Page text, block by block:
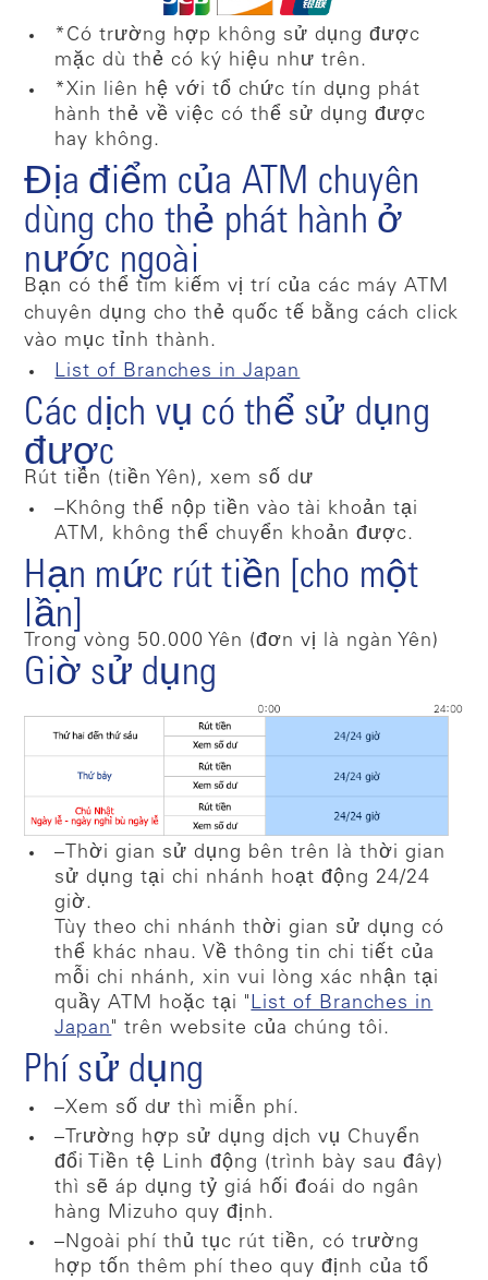
*Có trường hợp không sử dụng được
mặc dù thẻ có ký hiệu như trên.
*Xin liên hệ với tổ chức tín dụng phát
hành thẻ về việc có thể sử dụng được
hay không.
Địa điểm của ATM chuyên
dùng cho thẻ phát hành ở
nước ngoài
Bạn có thể tìm kiếm vị trí của các máy ATM
chuyên dụng cho thẻ quốc tế bằng cách click
vào mục tỉnh thành.
List of Branches in Japan
Các dịch vụ có thể sử dụng
được
Rút tiền (tiền Yên), xem số dư
–Không thể nộp tiền vào tài khoản tại
ATM, không thể chuyển khoản được.
Hạn mức rút tiền [cho một
lần]
Trong vòng 50.000 Yên (đơn vị là ngàn Yên)
Giờ sử dụng
–Thời gian sử dụng bên trên là thời gian
sử dụng tại chi nhánh hoạt động 24/24
giờ.
Tùy theo chi nhánh thời gian sử dụng có
thể khác nhau. Về thông tin chi tiết của
mỗi chi nhánh, xin vui lòng xác nhận tại
quầy ATM hoặc tại "List of Branches in
Japan" trên website của chúng tôi.
Phí sử dụng
–Xem số dư thì miễn phí.
–Trường hợp sử dụng dịch vụ Chuyển
đổi Tiền tệ Linh động (trình bày sau đây)
thì sẽ áp dụng tỷ giá hối đoái do ngân
hàng Mizuho quy định.
–Ngoài phí thủ tục rút tiền, có trường
hợp tốn thêm phí theo quy định của tổ